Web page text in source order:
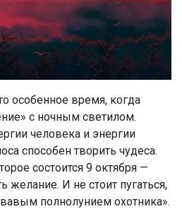
особенное время, когда
с ночным светилом.
человека и энергии
способен творить чудеса.
состоится 9 октября —
желание. И не стоит пугаться,
полнолунием охотника».